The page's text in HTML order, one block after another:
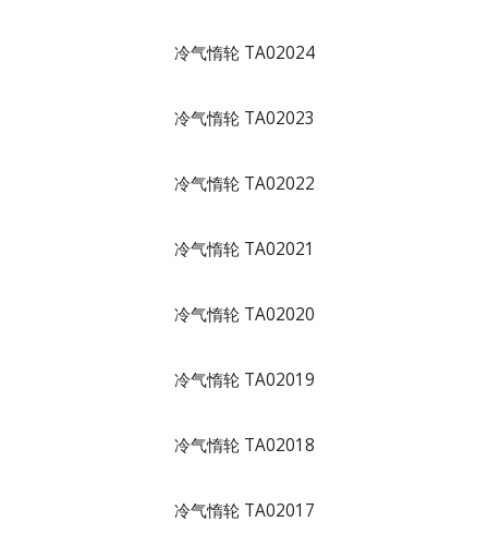
冷气惰轮 TA02024
冷气惰轮 TA02023
冷气惰轮 TA02022
冷气惰轮 TA02021
冷气惰轮 TA02020
冷气惰轮 TA02019
冷气惰轮 TA02018
冷气惰轮 TA02017